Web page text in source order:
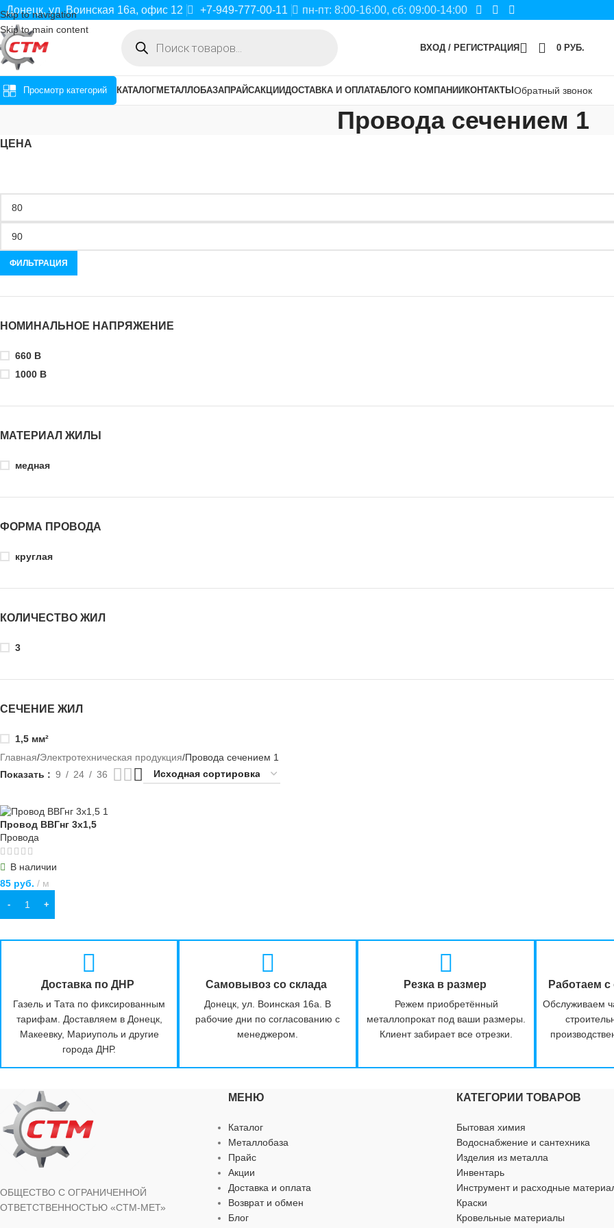
Skip to navigation
Skip to main content
Донецк, ул. Воинская 16а, офис 12 +7-949-777-00-11 пн-пт: 8:00-16:00, сб: 09:00-14:00
ВХОД / РЕГИСТРАЦИЯ 0РУБ.
Просмотр категорий КАТАЛОГМЕТАЛЛОБАЗАПРАЙСАКЦИИДОСТАВКА И ОПЛАТАБЛОГО КОМПАНИИ КОНТАКТЫ Обратный звонок
Провода сечением 1
ЦЕНА
ФИЛЬТРАЦИЯ
НОМИНАЛЬНОЕ НАПРЯЖЕНИЕ
660 В
1000 В
МАТЕРИАЛ ЖИЛЫ
медная
ФОРМА ПРОВОДА
круглая
КОЛИЧЕСТВО ЖИЛ
3
СЕЧЕНИЕ ЖИЛ
1,5 мм²
Главная Электротехническая продукция Провода сечением 1
Показать
9 24 36
Провод ВВГнг 3х1,5
Провода
В наличии
85 руб. м
В КОРЗИНУ
Доставка по ДНР
Газель и Тата по фиксированным
тарифам. Доставляем в Донецк,
Макеевку, Мариуполь и другие
города ДНР.
Самовывоз со склада
Донецк, ул. Воинская 16а. В
рабочие дни по согласованию с
менеджером.
Резка в размер
Режем приобретённый
металлопрокат под ваши размеры.
Клиент забирает все отрезки.
Работаем
Обслуживаем
ОБЩЕСТВО С ОГРАНИЧЕННОЙ
ОТВЕТСТВЕННОСТЬЮ «СТМ-МЕТ»
МЕНЮ
Каталог
Металлобаза
Прайс
Акции
Доставка и оплата
Возврат и обмен
Блог
КАТЕГОРИИ ТОВАРОВ
Бытовая химия
Водоснабжение и сантехника
Изделия из металла
Инвентарь
Инструмент и расходные
Краски
Кровельные материалы